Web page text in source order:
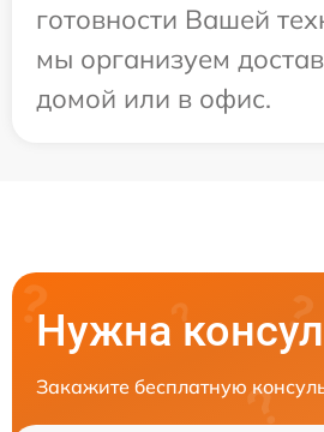
готовности Вашей
мы организуем
домой или в офис.
Нужна
Закажите бесплатную